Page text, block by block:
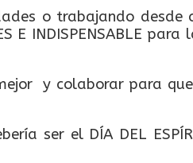
o trabajando desde
E INDISPENSABLE
y colaborar para
ser el DÍA DEL